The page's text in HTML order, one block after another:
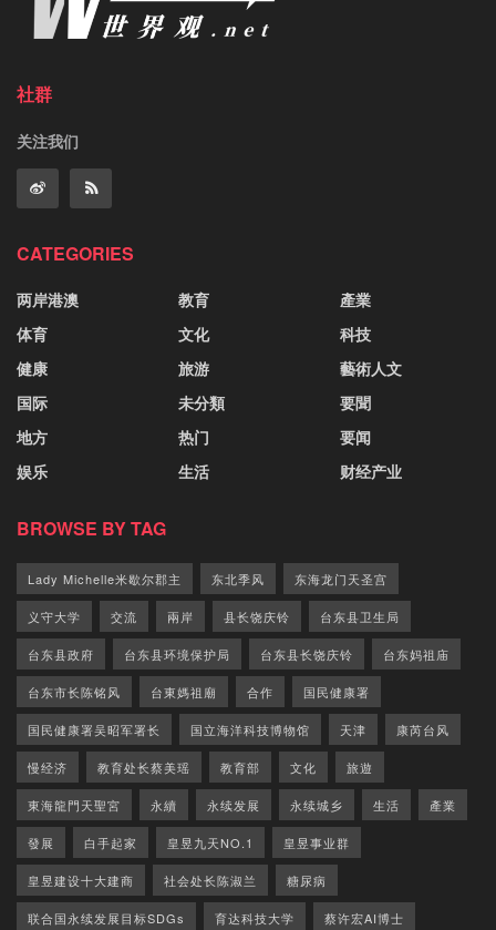
社群
关注我们
CATEGORIES
两岸港澳
体育
健康
国际
地方
娱乐
教育
文化
旅游
未分類
热门
生活
產業
科技
藝術人文
要聞
要闻
财经产业
BROWSE BY TAG
Lady Michelle米歇尔郡主 东北季风 东海龙门天圣宫
义守大学 交流 兩岸 县长饶庆铃 台东县卫生局
台东县政府 台东县环境保护局 台东县长饶庆铃 台东妈祖庙
台东市长陈铭风 台東媽祖廟 合作 国民健康署
国民健康署吴昭军署长 国立海洋科技博物馆 天津 康芮台风
慢经济 教育处长蔡美瑶 教育部 文化 旅遊
東海龍門天聖宮 永續 永续发展 永续城乡 生活 產業
發展 白手起家 皇昱九天NO.1 皇昱事业群
皇昱建设十大建商 社会处长陈淑兰 糖尿病
联合国永续发展目标SDGs 育达科技大学 蔡许宏AI博士